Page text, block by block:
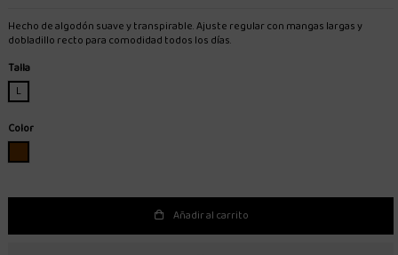
Hecho de algodón suave y transpirable. Ajuste regular con mangas largas y
dobladillo recto para comodidad todos los días.
Talla
L
Color
Añadir al carrito